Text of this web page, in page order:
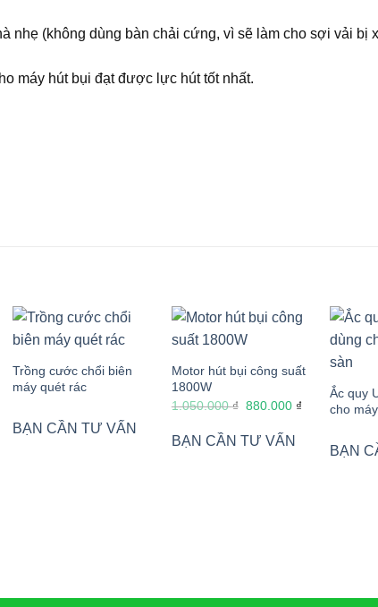
nhẹ (không dùng bàn chải cứng, vì sẽ làm cho sợi vải bị
máy hút bụi đạt được lực hút tốt nhất.
Trồng cước chổi biên
máy quét rác
BẠN CẦN TƯ VẤN
Motor hút bụi công suất
1800W
1.050.000₫ Giá
1.050.000 ₫.
880.000 ₫
880.000 ₫.
BẠN CẦN TƯ VẤN
Ắc quy
cho
BẠN